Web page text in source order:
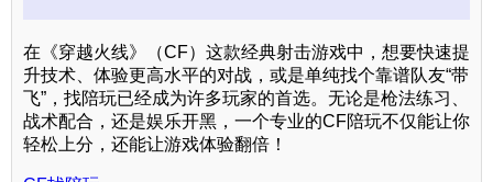
在《穿越火线》（CF）这款经典射击游戏中，想要快速提
升技术、体验更高水平的对战，或是单纯找个靠谱队友“带
飞”，找陪玩已经成为许多玩家的首选。无论是枪法练习、
战术配合，还是娱乐开黑，一个专业的CF陪玩不仅能让你
轻松上分，还能让游戏体验翻倍！